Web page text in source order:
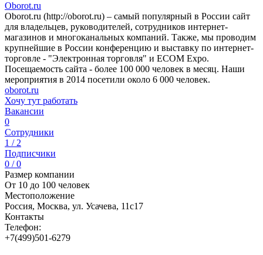
Oborot.ru
Oborot.ru (http://oborot.ru) – самый популярный в России сайт
для владельцев, руководителей, сотрудников интернет-
магазинов и многоканальных компаний. Также, мы проводим
крупнейшие в России конференцию и выставку по интернет-
торговле - "Электронная торговля" и ECOM Expo.
Посещаемость сайта - более 100 000 человек в месяц. Наши
мероприятия в 2014 посетили около 6 000 человек.
oborot.ru
Хочу тут работать
Вакансии
0
Сотрудники
1 / 2
Подписчики
0 / 0
Размер компании
От 10 до 100 человек
Местоположение
Россия, Москва, ул. Усачева, 11с17
Контакты
Телефон:
+7(499)501-6279